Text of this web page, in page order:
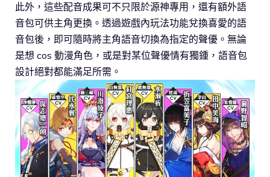
此外，這些配音成果可不只限於源神專用，還有額外語
音包可供主角更換。透過遊戲內玩法功能兌換喜愛的語
音包後，即可隨時將主角語音切換為指定的聲優。無論
是想 cos 動漫角色，或是對某位聲優情有獨鍾，語音包
設計絕對都能滿足所需。